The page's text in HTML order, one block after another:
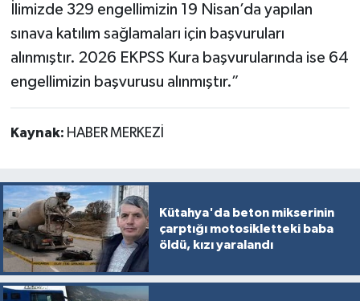
İlimizde 329 engellimizin 19 Nisan’da yapılan
sınava katılım sağlamaları için başvuruları
alınmıştır. 2026 EKPSS Kura başvurularında ise 64
engellimizin başvurusu alınmıştır.”
Kaynak: HABER MERKEZİ
Kütahya'da beton mikserinin
çarptığı motosikletteki baba
öldü, kızı yaralandı